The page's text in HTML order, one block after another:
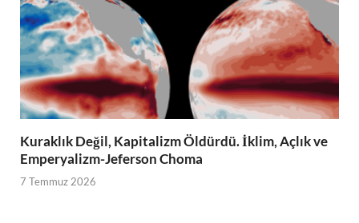
Kuraklık Değil, Kapitalizm Öldürdü. İklim, Açlık ve
Emperyalizm-Jeferson Choma
7 Temmuz 2026